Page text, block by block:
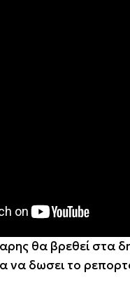
θα βρεθεί στα
να δωσει το